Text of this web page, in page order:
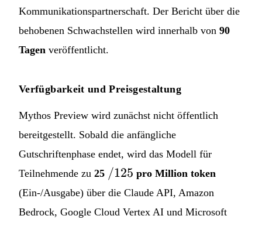
Kommunikationspartnerschaft. Der Bericht über die
behobenen Schwachstellen wird innerhalb von 90
Tagen veröffentlicht.
Verfügbarkeit und Preisgestaltung
Mythos Preview wird zunächst nicht öffentlich
bereitgestellt. Sobald die anfängliche
Gutschriftenphase endet, wird das Modell für
Teilnehmende zu 25 /125
/125 pro Million token
(Ein-/Ausgabe) über die Claude API, Amazon
Bedrock, Google Cloud Vertex AI und Microsoft